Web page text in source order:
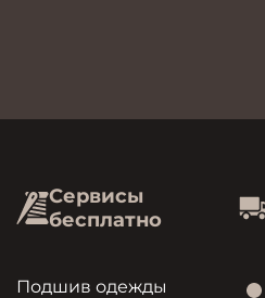
Сервисы
бесплатно
Подшив одежды